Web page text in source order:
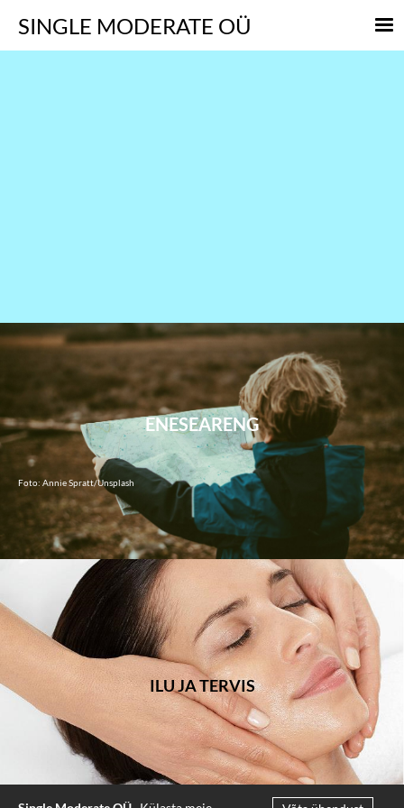
SINGLE MODERATE OÜ
ENESEARENG
Foto: Annie Spratt/Unsplash
ILU JA TERVIS